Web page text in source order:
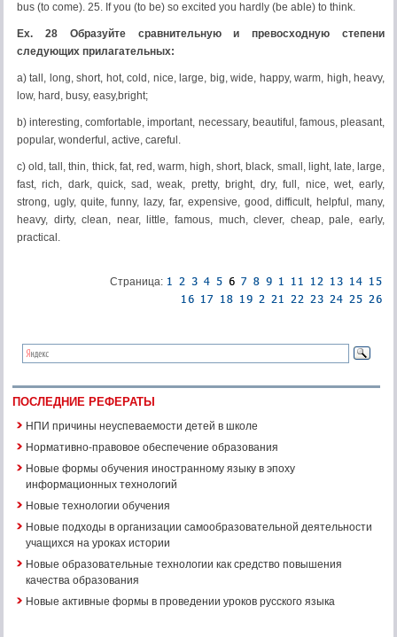
bus (to come). 25. If you (to be) so excited you hardly (be able) to think.
Ex. 28 Образуйте сравнительную и превосходную степени
следующих прилагательных:
a) tall, long, short, hot, cold, nice, large, big, wide, happy, warm, high, heavy,
low, hard, busy, easy,bright;
b) interesting, comfortable, important, necessary, beautiful, famous, pleasant,
popular, wonderful, active, careful.
c) old, tall, thin, thick, fat, red, warm, high, short, black, small, light, late, large,
fast, rich, dark, quick, sad, weak, pretty, bright, dry, full, nice, wet, early,
strong, ugly, quite, funny, lazy, far, expensive, good, difficult, helpful, many,
heavy, dirty, clean, near, little, famous, much, clever, cheap, pale, early,
practical.
Страница:
ПОСЛЕДНИЕ РЕФЕРАТЫ
НПИ причины неуспеваемости детей в школе
Нормативно-правовое обеспечение образования
Новые формы обучения иностранному языку в эпоху
информационных технологий
Новые технологии обучения
Новые подходы в организации самообразовательной деятельности
учащихся на уроках истории
Новые образовательные технологии как средство повышения
качества образования
Новые активные формы в проведении уроков русского языка